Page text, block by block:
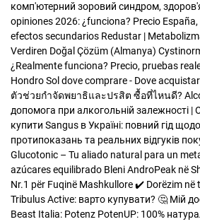
комп'ютерний зоровий синдром, здоров'я
opiniones 2026: ¿funciona? Precio
efectos secundarios Redustar |
Verdiren Doğal Çözüm (Almanya)
¿Realmente funciona? Precio, pruebas
Hondro Sol dove comprare - Dove
ตัวช่วยกำจัดพยาธิและปรสิต ซื้อที่ไหนดี?
допомога при алкогольній залежності |
купити Sangus в Україні: повний гід
протипоказань та реальних відгуків
Glucotonic – Tu aliado natural para un
azúcares equilibrado Bleni AndroPeak në
Nr.1 për Fuqinë Mashkullore ✔️ Dorëzim në
Tribulus Active: варто купувати? 🤔 Мій
Beast Italia: Potenz PotenUP: 100%